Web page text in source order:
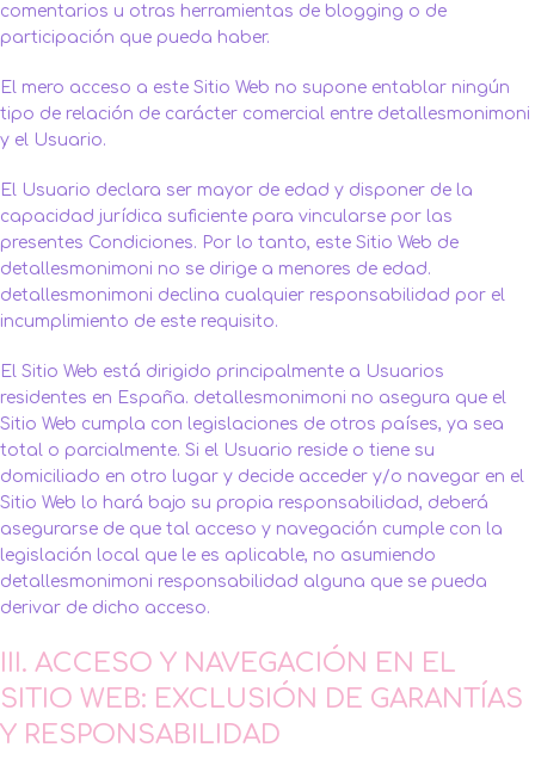
comentarios u otras herramientas de blogging o de
participación que pueda haber.
El mero acceso a este Sitio Web no supone entablar ningún
tipo de relación de carácter comercial entre detallesmonimoni
y el Usuario.
El Usuario declara ser mayor de edad y disponer de la
capacidad jurídica suficiente para vincularse por las
presentes Condiciones. Por lo tanto, este Sitio Web de
detallesmonimoni no se dirige a menores de edad.
detallesmonimoni declina cualquier responsabilidad por el
incumplimiento de este requisito.
El Sitio Web está dirigido principalmente a Usuarios
residentes en España. detallesmonimoni no asegura que el
Sitio Web cumpla con legislaciones de otros países, ya sea
total o parcialmente. Si el Usuario reside o tiene su
domiciliado en otro lugar y decide acceder y/o navegar en el
Sitio Web lo hará bajo su propia responsabilidad, deberá
asegurarse de que tal acceso y navegación cumple con la
legislación local que le es aplicable, no asumiendo
detallesmonimoni responsabilidad alguna que se pueda
derivar de dicho acceso.
III. ACCESO Y NAVEGACIÓN EN EL
SITIO WEB: EXCLUSIÓN DE GARANTÍAS
Y RESPONSABILIDAD